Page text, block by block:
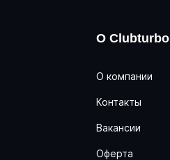
О Clubturbo
О компании
Контакты
Вакансии
Оферта